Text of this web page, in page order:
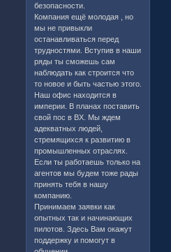
безопасности.
Компания ещё молодая , но
мы не привыкли
останавливаться перед
трудностями. Вступив в наши
ряды ты сможешь сам
наблюдать как строится что
то новое и быть частью этого.
Наш офис находится в
империи. В планах поставить
свой пос в ВХ. Мы ждем
адекватных людей,
стремящихся к развитию в
промышленных отраслях.
Если ты работаешь только на
агентов мы будем тоже рады
принять тебя в нашу
компанию.
Принимаем заявки как
опытных так и начинающих
пилотов. Здесь Вам окажут
поддержку и помогут в